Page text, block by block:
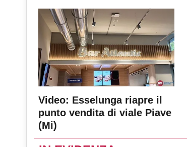
Video: Esselunga riapre il
punto vendita di viale Piave
(Mi)